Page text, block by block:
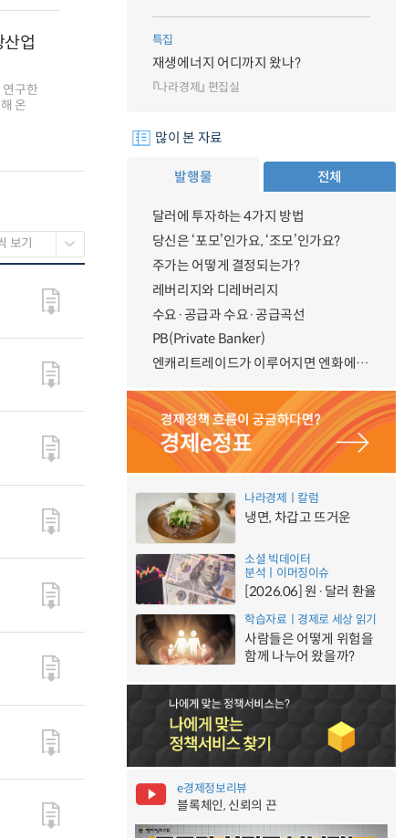
업
연구한
온
특집
재생에너지 어디까지 왔나?
『나라경제』 편집실
많이 본 자료
발행물 전체
달러에 투자하는 4가지 방법
당신은 ‘포모’인가요, ‘조모’인가요?
주가는 어떻게 결정되는가?
레버리지와 디레버리지
수요·공급과 수요·공급곡선
PB(Private Banker)
엔캐리트레이드가 이루어지면 엔화에 대한 수요가 증가하지 않나요?
나라경제ㅣ칼럼
냉면, 차갑고 뜨거운
소셜 빅데이터
분석ㅣ이머징이슈
[2026.06] 원·달러 환율
학습자료ㅣ경제로 세상 읽기
사람들은 어떻게 위험을
함께 나누어 왔을까?
e경제정보리뷰
블록체인, 신뢰의 끈